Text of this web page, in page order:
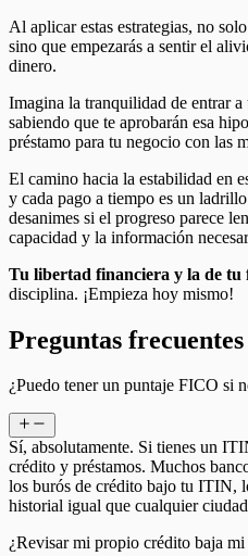
Al aplicar estas estrategias, no
sino que empezarás a sentir el
dinero.
Imagina la tranquilidad de entrar
sabiendo que te aprobarán esa
préstamo para tu negocio con las
El camino hacia la estabilidad en
y cada pago a tiempo es un
desanimes si el progreso parece
capacidad y la información
Tu libertad financiera y la de tu
disciplina. ¡Empieza hoy mismo!
Preguntas
¿Puedo tener un puntaje FICO si
Sí, absolutamente. Si tienes un
crédito y préstamos. Muchos
los burós de crédito bajo tu ITIN,
historial igual que cualquier
¿Revisar mi propio crédito baja